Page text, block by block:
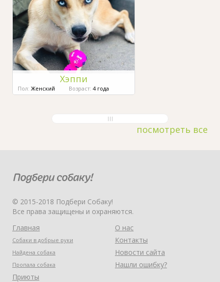
Хэппи
Пол: Женский Возраст: 4 года
посмотреть все
© 2015-2018 Подбери Собаку!
Все права защищены и охраняются.
Главная
Собаки в добрые руки
Найдена собака
Пропала собака
Приюты
О нас
Контакты
Новости сайта
Нашли ошибку?